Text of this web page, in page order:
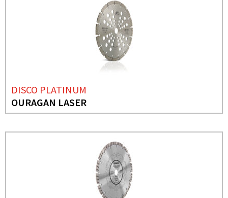
DISCO PLATINUM
OURAGAN LASER